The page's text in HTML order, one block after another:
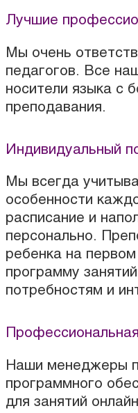
Лучшие
Мы очень
педагогов. Все
носители языка с
преподавания.
Индивидуальный
Мы всегда
особенности
расписание и
персонально.
ребенка на
программу
потребностям и
Наши менеджеры
программного
для занятий